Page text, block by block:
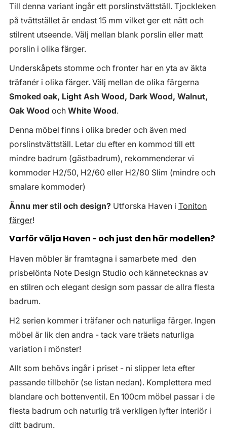
Till denna variant ingår ett porslinstvättställ. Tjockleken
på tvättstället är endast 15 mm vilket ger ett nätt och
stilrent utseende. Välj mellan blank porslin eller matt
porslin i olika färger.
Underskåpets stomme och fronter har en yta av äkta
träfanér i olika färger. Välj mellan de olika färgerna
Smoked oak, Light Ash Wood, Dark Wood, Walnut,
Oak Wood och White Wood.
Denna möbel finns i olika breder och även med
porslinstvättställ. Letar du efter en kommod till ett
mindre badrum (gästbadrum), rekommenderar vi
kommoder H2/50, H2/60 eller H2/80 Slim (mindre och
smalare kommoder)
Ännu mer stil och design? Utforska Haven i Toniton
färger!
Varför välja Haven - och just den här modellen?
Haven möbler är framtagna i samarbete med den
prisbelönta Note Design Studio och kännetecknas av
en stilren och elegant design som passar de allra flesta
badrum.
H2 serien kommer i träfaner och naturliga färger. Ingen
möbel är lik den andra - tack vare träets naturliga
variation i mönster!
Allt som behövs ingår i priset - ni slipper leta efter
passande tillbehör (se listan nedan). Komplettera med
blandare och bottenventil. En 100cm möbel passar i de
flesta badrum och naturlig trä verkligen lyfter interiör i
ditt badrum.